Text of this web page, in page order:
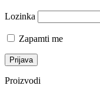
Lozinka
Zapamti me
Proizvodi